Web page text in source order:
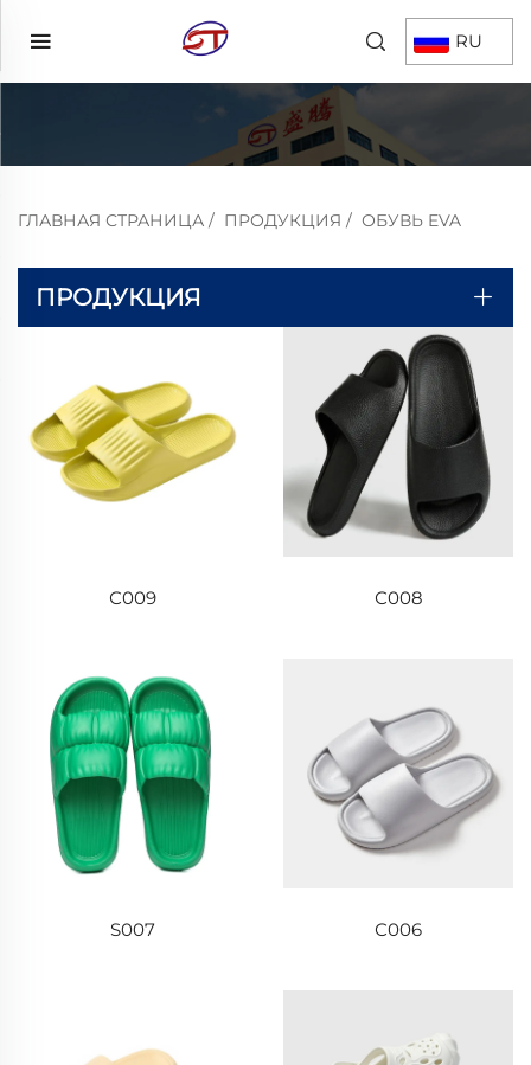
RU
ГЛАВНАЯ СТРАНИЦА / ПРОДУКЦИЯ / ОБУВЬ EVA
ПРОДУКЦИЯ
С009 С008
S007 С006